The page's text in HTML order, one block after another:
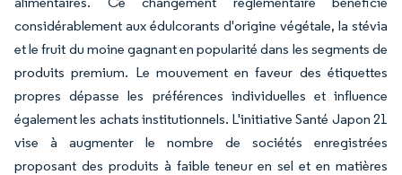
considérablement aux édulcorants d'origine végétale, la stévia
et le fruit du moine gagnant en popularité dans les segments de
produits premium. Le mouvement en faveur des étiquettes
propres dépasse les préférences individuelles et influence
également les achats institutionnels. L'initiative Santé Japon 21
vise à augmenter le nombre de sociétés enregistrées
proposant des produits à faible teneur en sel et en matières